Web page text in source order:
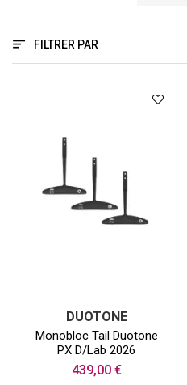
FILTRER PAR
DUOTONE
Monobloc Tail Duotone
PX D/Lab 2026
439,00 €